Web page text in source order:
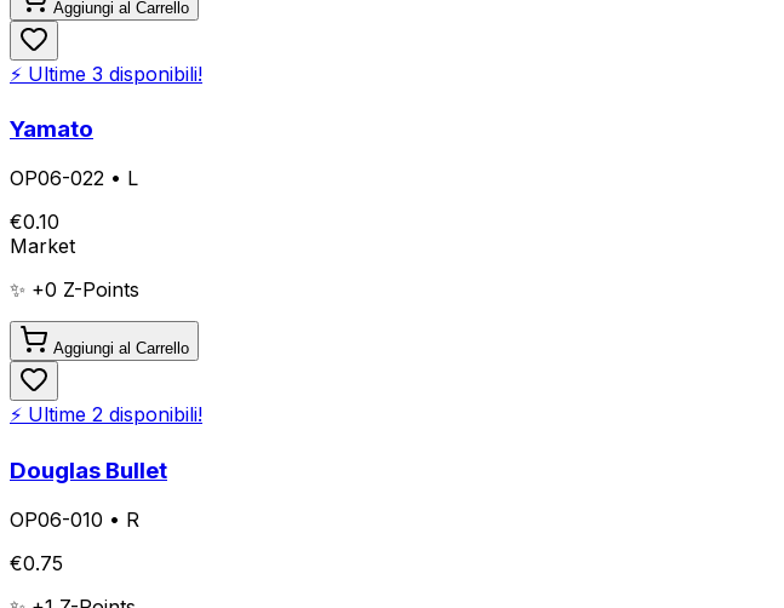
Aggiungi al Carrello
⚡ Ultime 3 disponibili!
Yamato
OP06-022 • L
€0.10
Market
✨ +0 Z-Points
Aggiungi al Carrello
⚡ Ultime 2 disponibili!
Douglas Bullet
OP06-010 • R
€0.75